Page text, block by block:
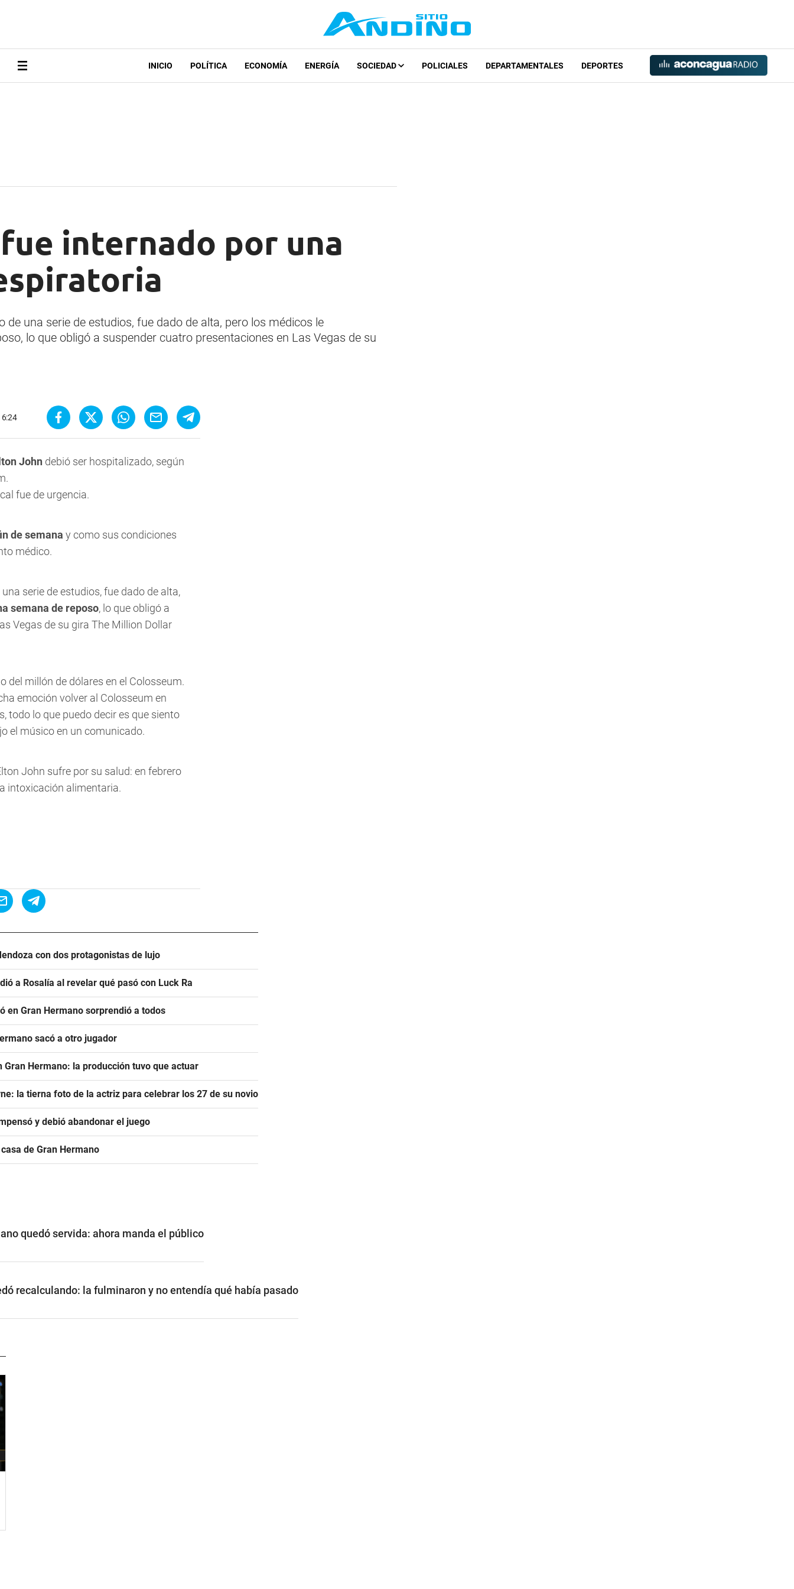
INICIO POLÍTICA ECONOMÍA ENERGÍA SOCIEDAD POLICIALES DEPARTAMENTALES DEPORTES
internado por una
de una serie de estudios, fue dado de alta, pero los médicos le
lo que obligó a suspender cuatro presentaciones en Las Vegas de su
John debió ser hospitalizado, según
fue de urgencia.
de semana y como sus condiciones
médico.
serie de estudios, fue dado de alta,
semana de reposo, lo que obligó a
Vegas de su gira The Million Dollar
del millón de dólares en el Colosseum.
emoción volver al Colosseum en
todo lo que puedo decir es que siento
el músico en un comunicado.
John sufre por su salud: en febrero
intoxicación alimentaria.
con dos protagonistas de lujo
a Rosalía al revelar qué pasó con Luck Ra
en Gran Hermano sorprendió a todos
sacó a otro jugador
Hermano: la producción tuvo que actuar
la tierna foto de la actriz para celebrar los 27 de su novio
y debió abandonar el juego
de Gran Hermano
quedó servida: ahora manda el público
recalculando: la fulminaron y no entendía qué había pasado